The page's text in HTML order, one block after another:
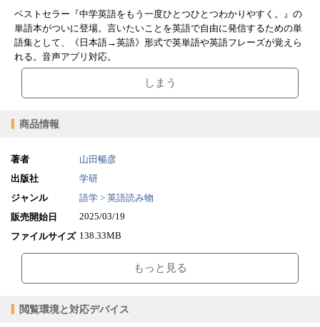
ベストセラー『中学英語をもう一度ひとつひとつわかりやすく。』の
単語本がついに登場。言いたいことを英語で自由に発信するための単
語集として、《日本語→英語》形式で英単語や英語フレーズが覚えら
れる。音声アプリ対応。
しまう
商品情報
著者
山田暢彦
出版社
学研
ジャンル
語学 > 英語読み物
販売開始日
2025/03/19
ファイルサイズ 138.33MB
ファイル形式
epub
購入
レンタル
閲覧可能期間
もっと見る
閲覧環境と対応デバイス